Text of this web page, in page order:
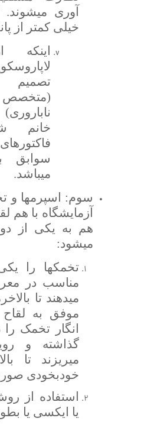
آوری
خیلی کمتر از
اینکه
تصمیم
(متخصص
خانم
سوابق
میباشد.
سوم: اسپرمها و
آزمایشگاه با هم
هم به یکی از
میشود:
تخمکها را
مناسب در
میدهند تا
موفق به
انگار تخمک
گذاشته و
میریزند تا
خودبخودی
استفاده از
یا ایکسی یا